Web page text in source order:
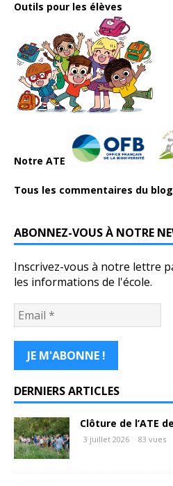
Outils pour les élèves
Notre ATE
Tous les commentaires du blog
ABONNEZ-VOUS À NOTRE
Inscrivez-vous à notre lettre
les informations de l'école.
DERNIERS ARTICLES
Clôture de l’ATE
3 juillet 2026 83 vues